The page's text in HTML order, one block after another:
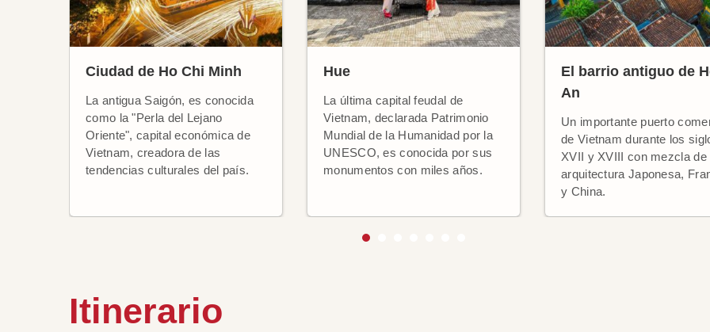
Ciudad de Ho Chi Minh
La antigua Saigón, es conocida
como la "Perla del Lejano
Oriente", capital económica de
Vietnam, creadora de las
tendencias culturales del país.
Hue
La última capital feudal de
Vietnam, declarada Patrimonio
Mundial de la Humanidad por la
UNESCO, es conocida por sus
monumentos con miles años.
El barrio antiguo de
An
Un importante puerto
de Vietnam durante los
XVII y XVIII con mezcla de
arquitectura Japonesa,
y China.
Itinerario